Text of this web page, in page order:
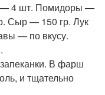
— 4 шт. Помидоры —
Сыр — 150 гр. Лук
— по вкусу.
В фарш
и тщательно